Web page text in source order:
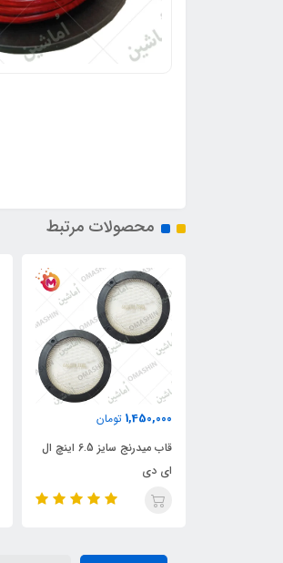
محصولات مرتبط
1,450,000 تومان
قاب میدرنج سایز 6.5 اینچ ال
ای دی